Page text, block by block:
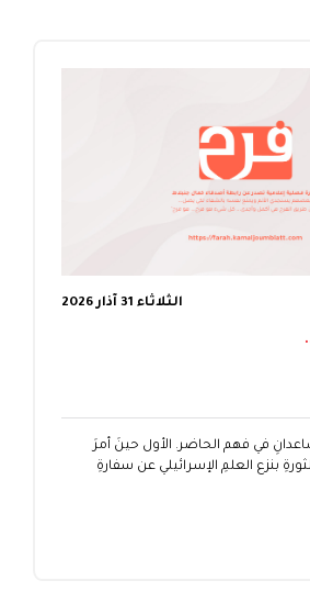
الثلاثاء 31 آذار 2026
في فهم الحاضر. الأول حينَ أمرَ
بنزع العلمِ الإسرائيلي عن سفارةِ